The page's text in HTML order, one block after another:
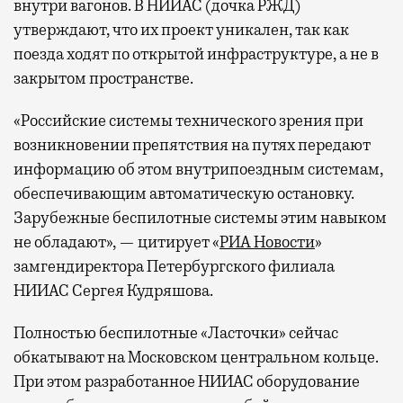
внутри вагонов. В НИИАС (дочка РЖД)
утверждают, что их проект уникален, так как
поезда ходят по открытой инфраструктуре, а не в
закрытом пространстве.
«Российские системы технического зрения при
возникновении препятствия на путях передают
информацию об этом внутрипоездным системам,
обеспечивающим автоматическую остановку.
Зарубежные беспилотные системы этим навыком
не обладают», — цитирует «РИА Новости»
замгендиректора Петербургского филиала
НИИАС Сергея Кудряшова.
Полностью беспилотные «Ласточки» сейчас
обкатывают на Московском центральном кольце.
При этом разработанное НИИАС оборудование